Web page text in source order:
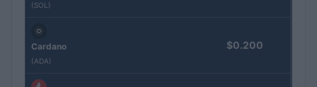
(SOL)
Cardano
(ADA)
$0.200